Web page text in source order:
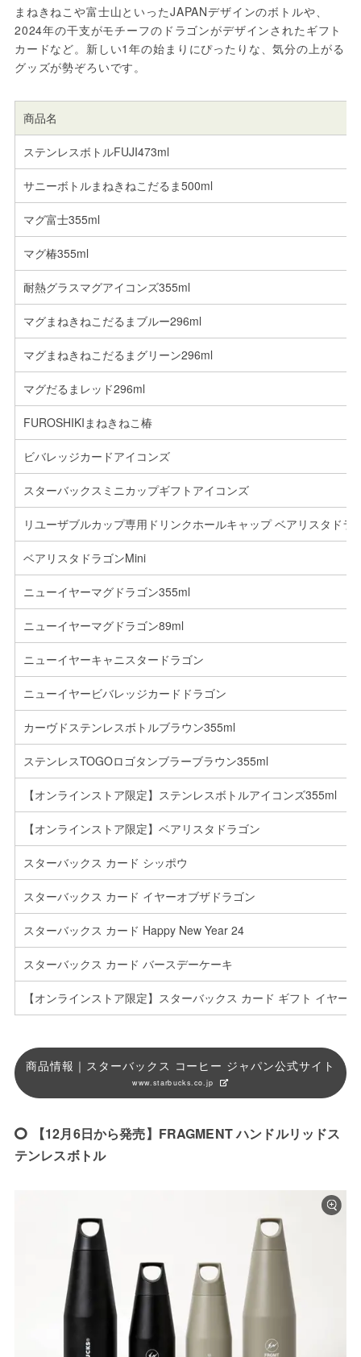
まねきねこや富士山といったJAPANデザインのボトルや、
2024年の干支がモチーフのドラゴンがデザインされたギフト
カードなど。新しい1年の始まりにぴったりな、気分の上がる
グッズが勢ぞろいです。
商品名
ステンレスボトルFUJI473ml
サニーボトルまねきねこだるま500ml
マグ富士355ml
マグ椿355ml
耐熱グラスマグアイコンズ355ml
マグまねきねこだるまブルー296ml
マグまねきねこだるまグリーン296ml
マグだるまレッド296ml
FUROSHIKIまねきねこ椿
ビバレッジカードアイコンズ
スターバックスミニカップギフトアイコンズ
リユーザブルカップ専用ドリンクホールキャップ ベアリスタドラ
ベアリスタドラゴンMini
ニューイヤーマグドラゴン355ml
ニューイヤーマグドラゴン89ml
ニューイヤーキャニスタードラゴン
ニューイヤービバレッジカードドラゴン
カーヴドステンレスボトルブラウン355ml
ステンレスTOGOロゴタンブラーブラウン355ml
【オンラインストア限定】ステンレスボトルアイコンズ355ml
【オンラインストア限定】ベアリスタドラゴン
スターバックス カード シッポウ
スターバックス カード イヤーオブザドラゴン
スターバックス カード Happy New Year 24
スターバックス カード バースデーケーキ
【オンラインストア限定】スターバックス カード ギフト イヤー
商品情報｜スターバックス コーヒー ジャパン公式サイト
www.starbucks.co.jp
【12月6日から発売】FRAGMENT ハンドルリッドス
テンレスボトル